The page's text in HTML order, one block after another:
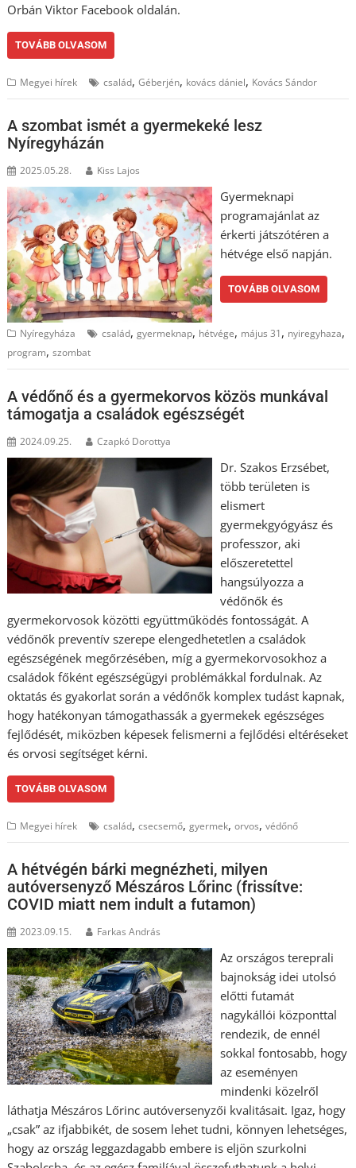
Orbán Viktor Facebook oldalán.
TOVÁBB OLVASOM
Megyei hírek család,Géberjén, kovács dániel, Kovács Sándor
A szombat ismét a gyermekeké lesz
Nyíregyházán
2025.05.28. Kiss Lajos
Gyermeknapi
programajánlat az
érkerti játszótéren a
hétvége első napján.
TOVÁBB OLVASOM
Nyíregyháza család,gyermeknap, hétvége, május 31, nyiregyhaza,
program,szombat
A védőnő és a gyermekorvos közös munkával
támogatja a családok egészségét
2024.09.25. Czapkó Dorottya
Dr. Szakos Erzsébet,
több területen is
elismert
gyermekgyógyász és
professzor, aki
előszeretettel
hangsúlyozza a
védőnők és
gyermekorvosok közötti együttműködés fontosságát. A
védőnők preventív szerepe elengedhetetlen a családok
egészségének megőrzésében, míg a gyermekorvosokhoz a
családok főként egészségügyi problémákkal fordulnak. Az
oktatás és gyakorlat során a védőnők komplex tudást kapnak,
hogy hatékonyan támogathassák a gyermekek egészséges
fejlődését, miközben képesek felismerni a fejlődési eltéréseket
és orvosi segítséget kérni.
TOVÁBB OLVASOM
Megyei hírek család,csecsemő,gyermek,orvos,védőnő
A hétvégén bárki megnézheti, milyen
autóversenyző Mészáros Lőrinc (frissítve:
COVID miatt nem indult a futamon)
2023.09.15. Farkas András
Az országos tereprali
bajnokság idei utolsó
előtti futamát
nagykállói központtal
rendezik, de ennél
sokkal fontosabb, hogy
az eseményen
mindenki közelről
láthatja Mészáros Lőrinc autóversenyzői kvalitásait. Igaz, hogy
„csak” az ifjabbikét, de sosem lehet tudni, könnyen lehetséges,
hogy az ország leggazdagabb embere is eljön szurkolni